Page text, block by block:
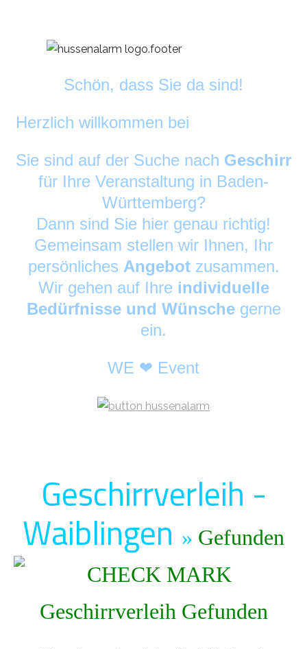
Schön, dass Sie da sind!
Herzlich willkommen bei
Sie sind auf der Suche nach Geschirr
für Ihre Veranstaltung in Baden-
Württemberg?
Dann sind Sie hier genau richtig!
Gemeinsam stellen wir Ihnen, Ihr
persönliches Angebot zusammen.
Wir gehen auf Ihre individuelle
Bedürfnisse und Wünschegerne
ein.
WE ❤ Event
Geschirrverleih -
Waiblingen » Gefunden